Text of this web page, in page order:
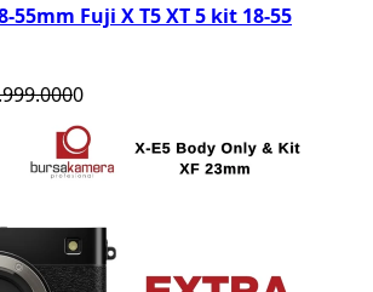
55mm Fuji X T5 XT 5 kit 18-55
0